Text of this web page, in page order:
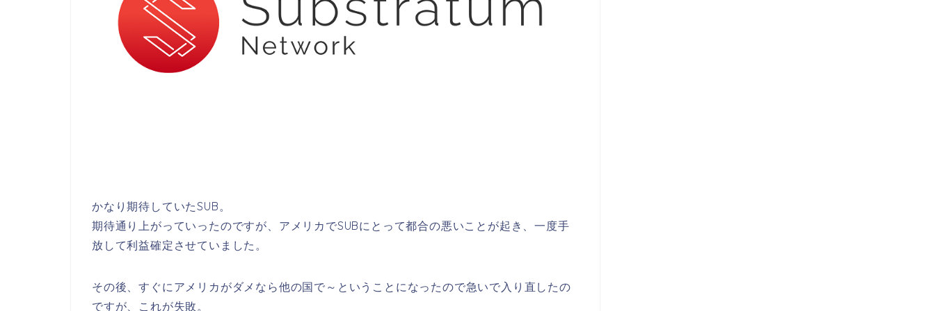
かなり期待していたSUB。
期待通り上がっていったのですが、アメリカでSUBにとって都合の悪いことが起き、一度手
放して利益確定させていました。
その後、すぐにアメリカがダメなら他の国で～ということになったので急いで入り直したの
ですが、これが失敗。